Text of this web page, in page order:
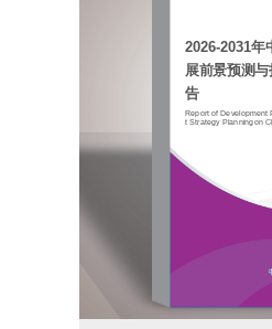
2026-2031年
展前景预测
告
Report of Development
t Strategy Planningon